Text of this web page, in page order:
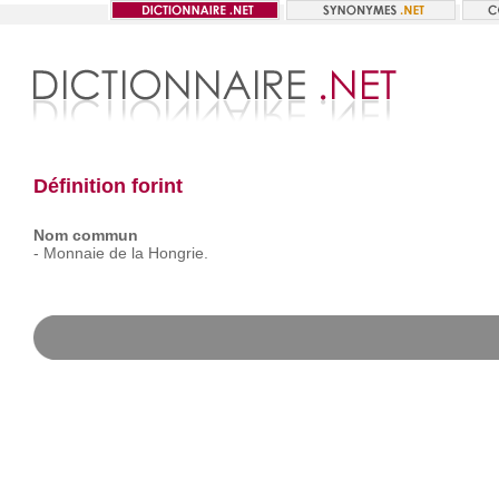
Définition forint
Nom commun
- Monnaie de la Hongrie.